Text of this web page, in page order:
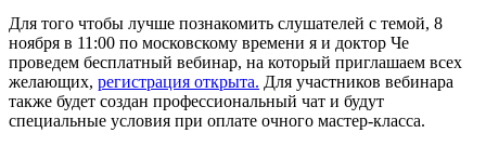
Для того чтобы лучше познакомить слушателей с темой, 8
ноября в 11:00 по московскому времени я и доктор Че
проведем бесплатный вебинар, на который приглашаем всех
желающих, регистрация открыта. Для участников вебинара
также будет создан профессиональный чат и будут
специальные условия при оплате очного мастер-класса.